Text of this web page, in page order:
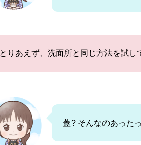
とりあえず、洗面所と同じ方法を試
蓋? そんなのあった